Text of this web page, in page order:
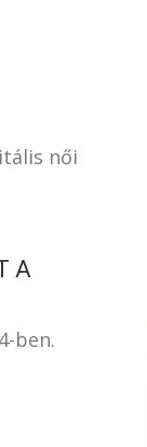
női
A
ben.